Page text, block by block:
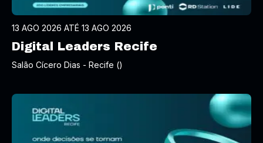
13 AGO 2026 ATÉ 13 AGO 2026
Digital Leaders Recife
Salão Cícero Dias - Recife ()